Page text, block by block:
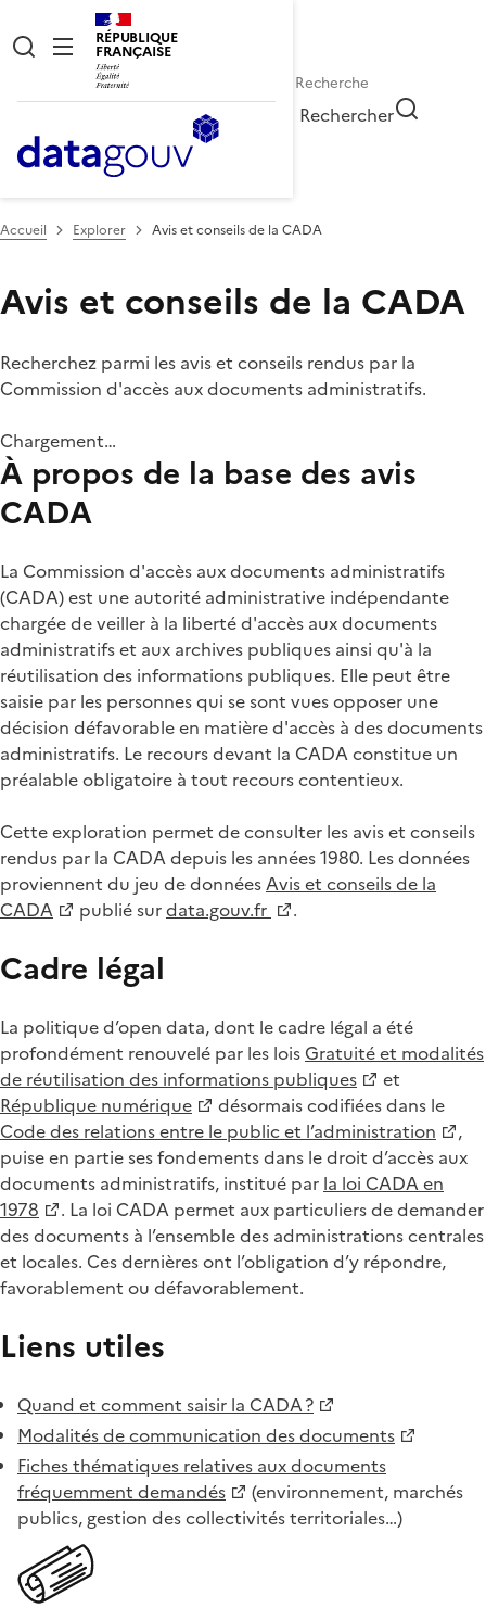
RÉPUBLIQUE
FRANÇAISE
Rechercher
Accueil Explorer Avis et conseils de la CADA
Avis et conseils de la CADA
Recherchez parmi les avis et conseils rendus par la
Commission d'accès aux documents administratifs.
Chargement…
À propos de la base des avis
CADA
La Commission d'accès aux documents administratifs
(CADA) est une autorité administrative indépendante
chargée de veiller à la liberté d'accès aux documents
administratifs et aux archives publiques ainsi qu'à la
réutilisation des informations publiques. Elle peut être
saisie par les personnes qui se sont vues opposer une
décision défavorable en matière d'accès à des documents
administratifs. Le recours devant la CADA constitue un
préalable obligatoire à tout recours contentieux.
Cette exploration permet de consulter les avis et conseils
rendus par la CADA depuis les années 1980. Les données
proviennent du jeu de donnéesAvis et conseils de la
CADA
publié surdata.gouv.fr .
Cadre légal
La politique d’open data, dont le cadre légal a été
profondément renouvelé par les loisGratuité et modalités
de réutilisation des informations publiques
et
République numérique
désormais codifiées dans le
Code des relations entre le public et l’administration
,
puise en partie ses fondements dans le droit d’accès aux
documents administratifs, institué par la loi CADA en
1978
. La loi CADA permet aux particuliers de demander
des documents à l’ensemble des administrations centrales
et locales. Ces dernières ont l’obligation d’y répondre,
favorablement ou défavorablement.
Liens utiles
Quand et comment saisir la CADA ?
Modalités de communication des documents
Fiches thématiques relatives aux documents
fréquemment demandés
(environnement, marchés
publics, gestion des collectivités territoriales…)